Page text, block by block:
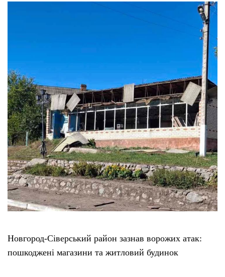
Етичний кодекс
Рекламні прайси
Про нас
Бюджет
Тендери
Новгород-Сіверський район зазнав ворожих атак:
пошкоджені магазини та житловий будинок